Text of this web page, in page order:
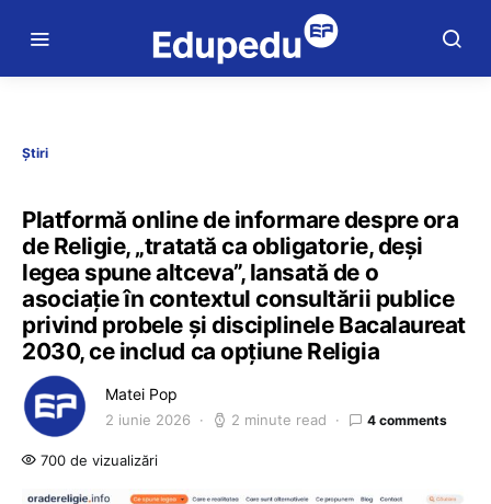
Știri
Platformă online de informare despre ora
de Religie, „tratată ca obligatorie, deși
legea spune altceva”, lansată de o
asociație în contextul consultării publice
privind probele și disciplinele Bacalaureat
2030, ce includ ca opțiune Religia
Matei Pop
2 iunie 2026 2 minute read 4 comments
700 de vizualizări